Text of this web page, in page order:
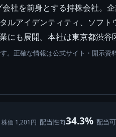
社を前身とする持株会社。
ルアイデンティティ、ソフ
にも展開。本社は東京都渋谷
。正確な情報は公式サイト・開示資
価 1,201円 配当性向34.3% 配当